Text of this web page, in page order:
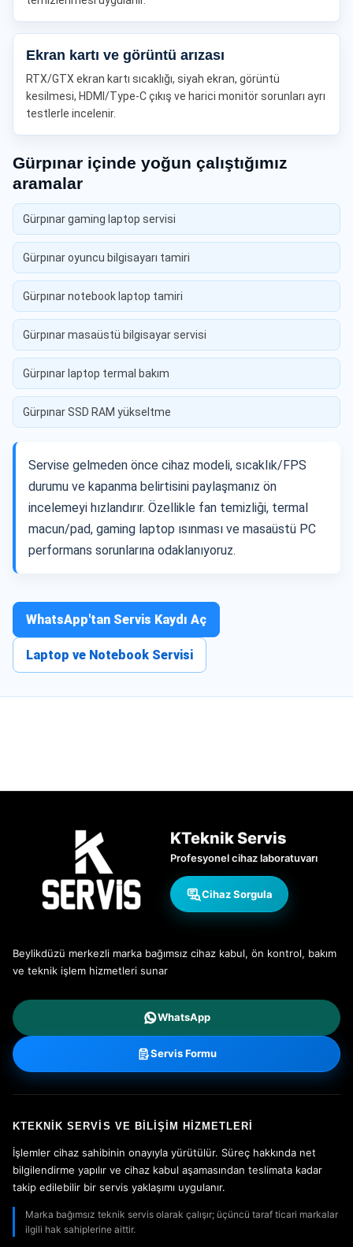
Ekran kartı ve görüntü arızası
RTX/GTX ekran kartı sıcaklığı, siyah ekran, görüntü
kesilmesi, HDMI/Type-C çıkış ve harici monitör sorunları ayrı
testlerle incelenir.
Gürpınar içinde yoğun çalıştığımız
aramalar
Gürpınar gaming laptop servisi
Gürpınar oyuncu bilgisayarı tamiri
Gürpınar notebook laptop tamiri
Gürpınar masaüstü bilgisayar servisi
Gürpınar laptop termal bakım
Gürpınar SSD RAM yükseltme
Servise gelmeden önce cihaz modeli, sıcaklık/FPS
durumu ve kapanma belirtisini paylaşmanız ön
incelemeyi hızlandırır. Özellikle fan temizliği, termal
macun/pad, gaming laptop ısınması ve masaüstü PC
performans sorunlarına odaklanıyoruz.
WhatsApp'tan Servis Kaydı Aç
Laptop ve Notebook Servisi
KTeknik Servis
Profesyonel cihaz laboratuvarı
Cihaz Sorgula
Beylikdüzü merkezli marka bağımsız cihaz kabul, ön kontrol, bakım
ve teknik işlem hizmetleri sunar
WhatsApp
Servis Formu
KTEKNIK SERVIS VE BILIŞIM HIZMETLERI
İşlemler cihaz sahibinin onayıyla yürütülür. Süreç hakkında net
bilgilendirme yapılır ve cihaz kabul aşamasından teslimata kadar
takip edilebilir bir servis yaklaşımı uygulanır.
Marka bağımsız teknik servis olarak çalışır; üçüncü taraf ticari markalar
ilgili hak sahiplerine aittir.